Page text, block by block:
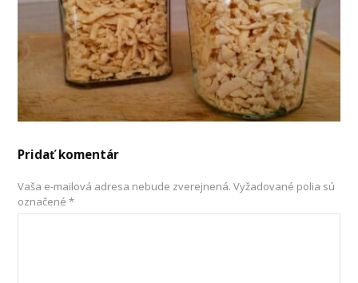
Pridať komentár
Vaša e-mailová adresa nebude zverejnená. Vyžadované polia sú
označené*